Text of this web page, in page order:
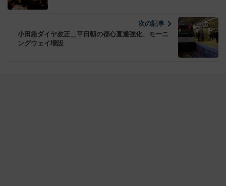
次の記事
小田急ダイヤ改正＿平日朝の都心直通強化、モーニ
ングウェイ増設